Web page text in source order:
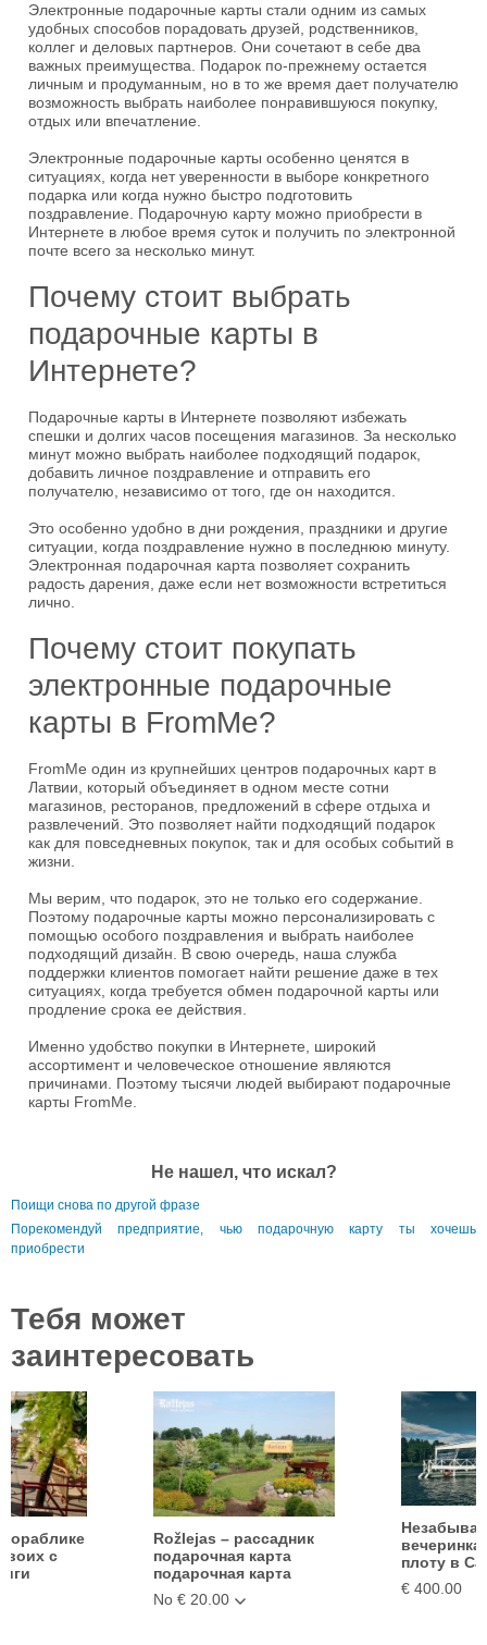
Электронные подарочные карты стали одним из самых
удобных способов порадовать друзей, родственников,
коллег и деловых партнеров. Они сочетают в себе два
важных преимущества. Подарок по-прежнему остается
личным и продуманным, но в то же время дает получателю
возможность выбрать наиболее понравившуюся покупку,
отдых или впечатление.
Электронные подарочные карты особенно ценятся в
ситуациях, когда нет уверенности в выборе конкретного
подарка или когда нужно быстро подготовить
поздравление. Подарочную карту можно приобрести в
Интернете в любое время суток и получить по электронной
почте всего за несколько минут.
Почему стоит выбрать
подарочные карты в
Интернете?
Подарочные карты в Интернете позволяют избежать
спешки и долгих часов посещения магазинов. За несколько
минут можно выбрать наиболее подходящий подарок,
добавить личное поздравление и отправить его
получателю, независимо от того, где он находится.
Это особенно удобно в дни рождения, праздники и другие
ситуации, когда поздравление нужно в последнюю минуту.
Электронная подарочная карта позволяет сохранить
радость дарения, даже если нет возможности встретиться
лично.
Почему стоит покупать
электронные подарочные
карты в FromMe?
FromMe один из крупнейших центров подарочных карт в
Латвии, который объединяет в одном месте сотни
магазинов, ресторанов, предложений в сфере отдыха и
развлечений. Это позволяет найти подходящий подарок
как для повседневных покупок, так и для особых событий в
жизни.
Мы верим, что подарок, это не только его содержание.
Поэтому подарочные карты можно персонализировать с
помощью особого поздравления и выбрать наиболее
подходящий дизайн. В свою очередь, наша служба
поддержки клиентов помогает найти решение даже в тех
ситуациях, когда требуется обмен подарочной карты или
продление срока ее действия.
Именно удобство покупки в Интернете, широкий
ассортимент и человеческое отношение являются
причинами. Поэтому тысячи людей выбирают подарочные
карты FromMe.
Не нашел, что искал?
Поищи снова по другой фразе
Порекомендуй предприятие, чью подарочную карту ты хочешь
приобрести
Тебя может
заинтересовать
с
Rožlejas – рассадник
подарочная карта
подарочная карта
No € 20.00
вечеринка
плоту в
€ 400.00